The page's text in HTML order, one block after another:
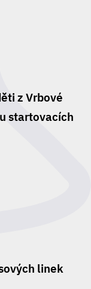
z Vrbové
startovacích
linek